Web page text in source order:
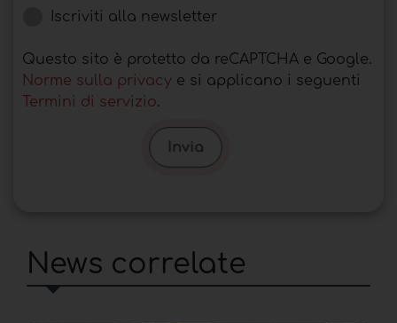
Iscriviti alla newsletter
Questo sito è protetto da reCAPTCHA e Google.
Norme sulla privacy e si applicano i seguenti
Termini di servizio.
Invia
News correlate